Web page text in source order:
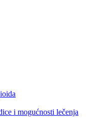
i mogućnosti lečenja